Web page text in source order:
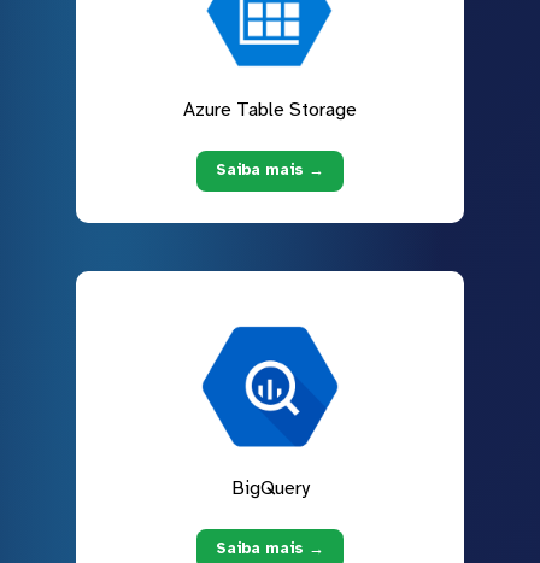
Azure Table Storage
Saiba mais →
BigQuery
Saiba mais →